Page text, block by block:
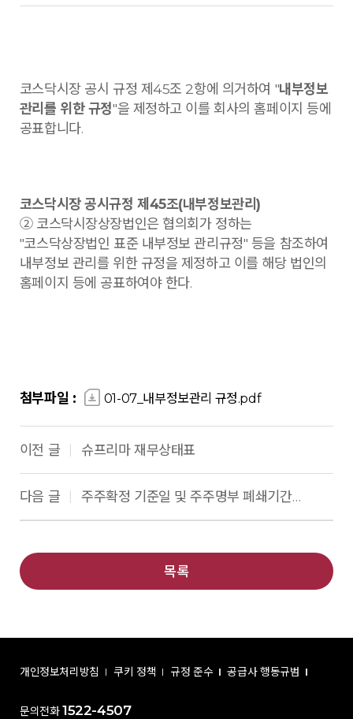
코스닥시장 공시 규정 제45조 2항에 의거하여 "내부정보
관리를 위한 규정"을 제정하고 이를 회사의 홈페이지 등에
공표합니다.
코스닥시장 공시규정 제45조(내부정보관리)
② 코스닥시장상장법인은 협의회가 정하는
"코스닥상장법인 표준 내부정보 관리규정" 등을 참조하여
내부정보 관리를 위한 규정을 제정하고 이를 해당 법인의
홈페이지 등에 공표하여야 한다.
첨부파일 : 01-07_내부정보관리 규정.pdf
이전 글 슈프리마 재무상태표
다음 글 주주확정 기준일 및 주주명부 폐쇄기간 공고
목록
개인정보처리방침 쿠키 정책 규정 준수 공급사 행동규범
문의전화 1522-4507